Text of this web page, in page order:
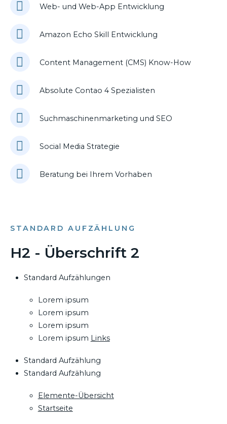
Web- und Web-App Entwicklung
Amazon Echo Skill Entwicklung
Content Management (CMS) Know-How
Absolute Contao 4 Spezialisten
Suchmaschinenmarketing und SEO
Social Media Strategie
Beratung bei Ihrem Vorhaben
STANDARD AUFZÄHLUNG
H2 - Überschrift 2
Standard Aufzählungen
Lorem ipsum
Lorem ipsum
Lorem ipsum
Lorem ipsum Links
Standard Aufzählung
Standard Aufzählung
Elemente-Übersicht
Startseite